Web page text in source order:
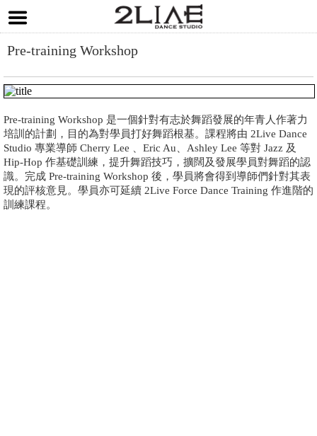
Pre-training Workshop
Pre-training Workshop 是一個針對有志於舞蹈發展的年青人作著力
培訓的計劃，目的為對學員打好舞蹈根基。課程將由 2Live Dance
Studio 專業導師 Cherry Lee 、Eric Au、Ashley Lee 等對 Jazz 及
Hip-Hop 作基礎訓練，提升舞蹈技巧，擴闊及發展學員對舞蹈的認
識。完成 Pre-training Workshop 後，學員將會得到導師們針對其表
現的評核意見。學員亦可延續 2Live Force Dance Training 作進階的
訓練課程。